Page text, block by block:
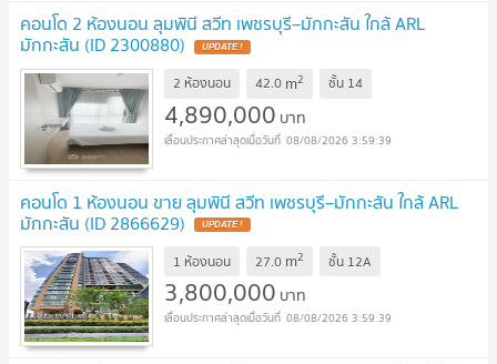
คอนโด 2 ห้องนอน ลุมพินี สวีท เพชรบุรี–มักกะสัน ใกล้ ARL
มักกะสัน (ID 2300880)
2 ห้องนอน 42.0 m2 ชั้น 14
4,890,000 บาท
08/08/2026 3:59:39
คอนโด 1 ห้องนอน ขาย ลุมพินี สวีท เพชรบุรี–มักกะสัน ใกล้ ARL
มักกะสัน (ID 2866629)
1 ห้องนอน 27.0 m2 ชั้น 12A
3,800,000 บาท
08/08/2026 3:59:39